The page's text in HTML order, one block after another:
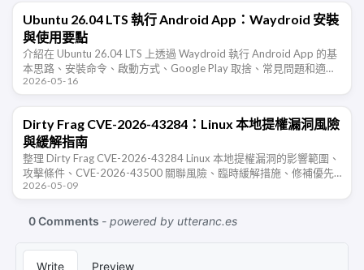
Ubuntu 26.04 LTS 執行 Android App：Waydroid 安裝
與使用要點
介紹在 Ubuntu 26.04 LTS 上透過 Waydroid 執行 Android App 的基
本思路、安裝命令、啟動方式、Google Play 取捨、常見問題和適合
場景。
2026-05-16
Dirty Frag CVE-2026-43284：Linux 本地提權漏洞風險
與緩解指南
整理 Dirty Frag CVE-2026-43284 Linux 本地提權漏洞的影響範圍、
攻擊條件、CVE-2026-43500 關聯風險、臨時緩解措施、修補優先
級和入侵後檢查建議。
2026-05-09